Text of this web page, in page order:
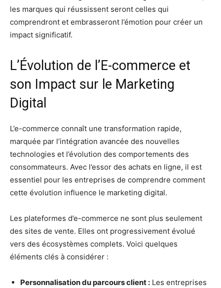
les marques qui réussissent seront celles qui
comprendront et embrasseront l’émotion pour créer un
impact significatif.
L’Évolution de l’E-commerce et
son Impact sur le Marketing
Digital
L’e-commerce connaît une transformation rapide,
marquée par l’intégration avancée des nouvelles
technologies et l’évolution des comportements des
consommateurs. Avec l’essor des achats en ligne, il est
essentiel pour les entreprises de comprendre comment
cette évolution influence le marketing digital.
Les plateformes d’e-commerce ne sont plus seulement
des sites de vente. Elles ont progressivement évolué
vers des écosystèmes complets. Voici quelques
éléments clés à considérer :
Personnalisation du parcours client : Les entreprises